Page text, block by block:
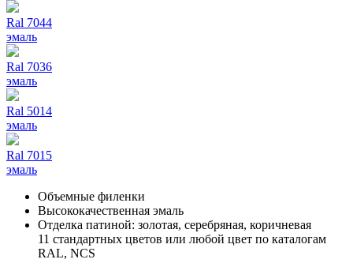
Ral 7044
эмаль
Ral 7036
эмаль
Ral 5014
эмаль
Ral 7015
эмаль
Объемные филенки
Высококачественная эмаль
Отделка патиной: золотая, серебряная, коричневая
11 стандартных цветов или любой цвет по каталогам
RAL, NCS